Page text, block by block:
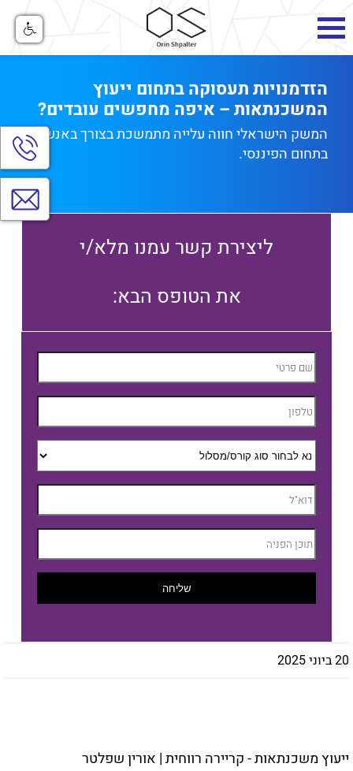
צרו
קשר
הזדמנויות תעסוקה בתחום ייעוץ
המשכנתאות – איפה מחפשים עובדים?
המשק הישראלי חווה עלייה מתמשכת בצורך באנשי מקצוע
בתחום הפיננסי.
ליצירת קשר עמנו מלא/י
:את הטופס הבא
שליחה
20 ביוני 2025
ייעוץ משכנתאות - קריירה רווחית | אורין שפלטר